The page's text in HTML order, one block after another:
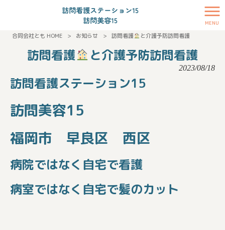
MENU
合同会社とも HOME > お知らせ > 訪問看護 と介護予防訪問看護
訪問看護 と介護予防訪問看護
2023/08/18
訪問看護ステーション15
訪問美容15
福岡市 早良区 西区
病院ではなく自宅で看護
病室ではなく自宅で髪のカット